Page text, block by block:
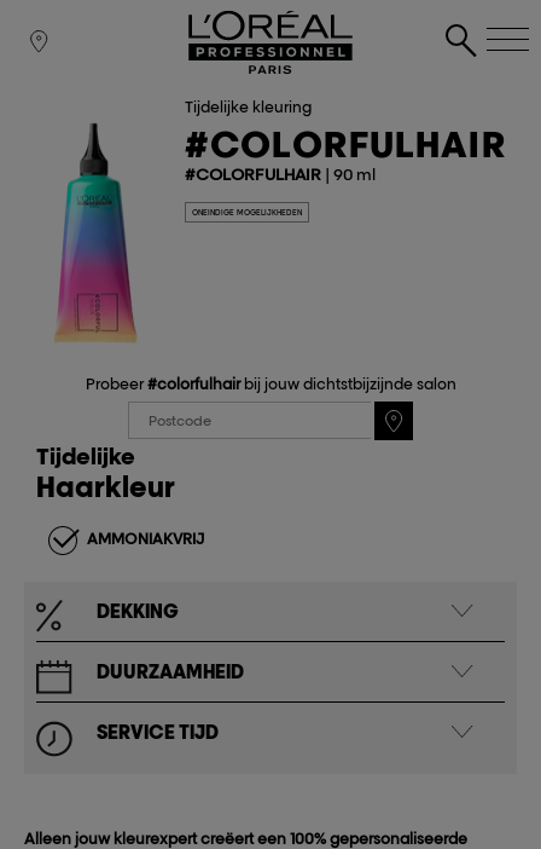
Tijdelijke kleuring
#COLORFULHAIR
#COLORFULHAIR| 90 ml
ONEINDIGE MOGELIJKHEDEN
Probeer#colorfulhair bij jouw dichtstbijzijnde salon
Tijdelijke
Haarkleur
AMMONIAKVRIJ
DEKKING
DUURZAAMHEID
SERVICE TIJD
Alleen jouw kleurexpert creëert een 100% gepersonaliseerde